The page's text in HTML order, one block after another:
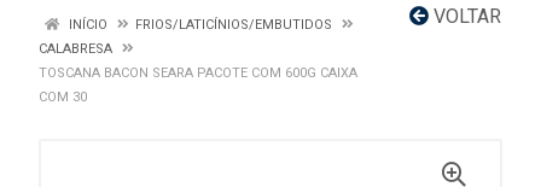
VOLTAR
INÍCIO
FRIOS/LATICÍNIOS/EMBUTIDOS
CALABRESA
TOSCANA BACON SEARA PACOTE COM 600G CAIXA
COM 30